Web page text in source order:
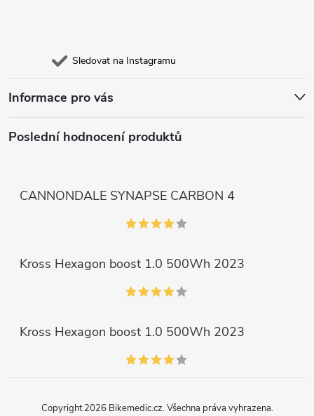
Sledovat na Instagramu
Informace pro vás
Poslední hodnocení produktů
CANNONDALE SYNAPSE CARBON 4
Kross Hexagon boost 1.0 500Wh 2023
Kross Hexagon boost 1.0 500Wh 2023
Copyright 2026 Bikemedic.cz. Všechna práva vyhrazena.